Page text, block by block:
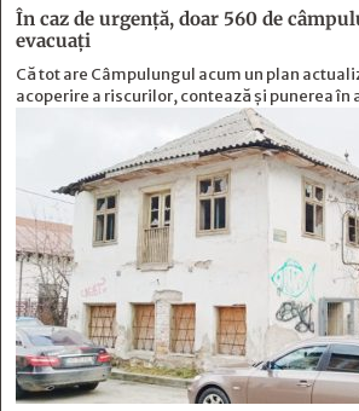
În caz de urgență, doar 560 de
evacuați
Că tot are Câmpulungul acum un plan
acoperire a riscurilor, contează și punerea